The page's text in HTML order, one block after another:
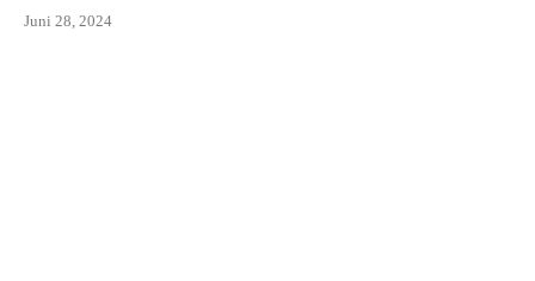
Juni 28, 2024